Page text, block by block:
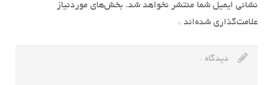
نشانی ایمیل شما منتشر نخواهد شد. بخش‌های موردنیاز
علامت‌گذاری شده‌اند *